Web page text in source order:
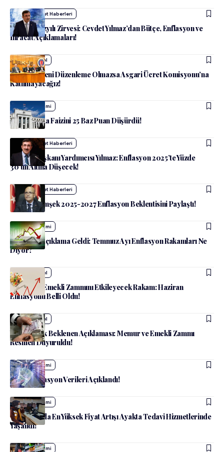
admin Siyaset Haberleri
Türkiye Yüzyılı Zirvesi: Cevdet Yılmaz’dan Bütçe, Enflasyon ve
İhracat Açıklamaları!
admin Güncel
TÜRK-İŞ: Yeni Düzenleme Olmazsa Asgari Ücret Komisyonu’na
Katılmayacağız!
admin Ekonomi
Fed, Politika Faizini 25 Baz Puan Düşürdü!
admin Siyaset Haberleri
Cumhurbaşkanı Yardımcısı Yılmaz: Enflasyon 2025’te Yüzde
30’un Altına Düşecek!
admin Siyaset Haberleri
Mehmet Şimşek 2025-2027 Enflasyon Beklentisini Paylaştı!
admin Ekonomi
Beklenen Açıklama Geldi: Temmuz Ayı Enflasyon Rakamları Ne
Diyor?
admin Güncel
Memur ve Emekli Zammını Etkileyecek Rakam: Haziran
Enflasyonu Belli Oldu!
admin Güncel
Yılın En Çok Beklenen Açıklaması: Memur ve Emekli Zammı
Resmen Duyuruldu!
admin Ekonomi
ENAG Enflasyon Verileri Açıklandı!
admin Ekonomi
Ocak Ayında En Yüksek Fiyat Artışı Ayakta Tedavi Hizmetlerinde
Yaşandı!
admin Ekonomi